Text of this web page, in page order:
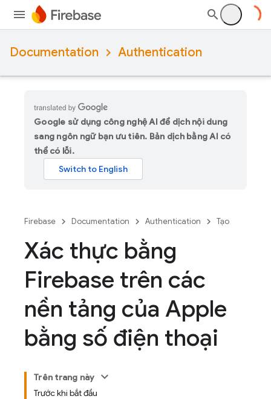
Documentation Authentication
Google sử dụng công nghệ AI để dịch nội dung
sang ngôn ngữ bạn ưu tiên. Bản dịch bằng AI có
thể có lỗi.
Firebase Documentation Authentication Tạo
Xác thực bằng
Firebase trên các
nền tảng của Apple
bằng số điện thoại
Trên trang này
Trước khi bắt đầu